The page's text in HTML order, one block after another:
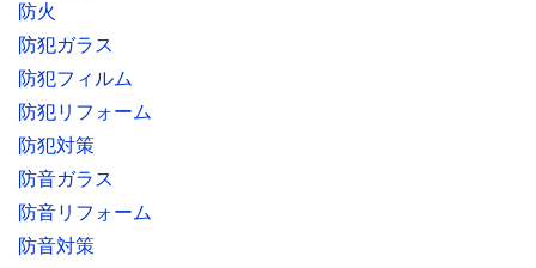
防火
防犯ガラス
防犯フィルム
防犯リフォーム
防犯対策
防音ガラス
防音リフォーム
防音対策